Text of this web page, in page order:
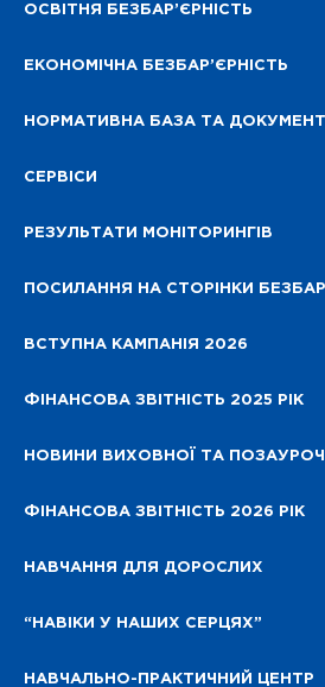
ОСВІТНЯ БЕЗБАР’ЄРНІСТЬ
ЕКОНОМІЧНА БЕЗБАР’ЄРНІСТЬ
НОРМАТИВНА БАЗА ТА
СЕРВІСИ
РЕЗУЛЬТАТИ МОНІТОРИНГІВ
ПОСИЛАННЯ НА СТОРІНКИ
ВСТУПНА КАМПАНІЯ 2026
ФІНАНСОВА ЗВІТНІСТЬ 2025 РІК
НОВИНИ ВИХОВНОЇ ТА
ФІНАНСОВА ЗВІТНІСТЬ 2026 РІК
НАВЧАННЯ ДЛЯ ДОРОСЛИХ
“НАВІКИ У НАШИХ СЕРЦЯХ”
НАВЧАЛЬНО-ПРАКТИЧНИЙ ЦЕНТР